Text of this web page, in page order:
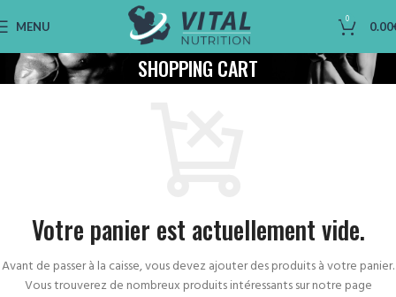
MENU 0 0.00
SHOPPING CART
Votre panier est actuellement vide.
Avant de passer à la caisse, vous devez ajouter des produits à votre panier.
Vous trouverez de nombreux produits intéressants sur notre page